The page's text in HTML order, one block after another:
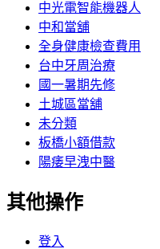
中光電智能機器人
中和當舖
全身健康檢查費用
台中牙周治療
國一暑期先修
土城區當舖
未分類
板橋小額借款
陽痿早洩中醫
其他操作
登入